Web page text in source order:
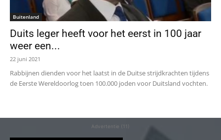
Buitenland
Duits leger heeft voor het eerst in 100 jaar
weer een...
22 juni 2021
Rabbijnen dienden voor het laatst in de Duitse strijdkrachten tijdens
de Eerste Wereldoorlog toen 100.000 joden voor Duitsland vochten.
Advertentie (11)